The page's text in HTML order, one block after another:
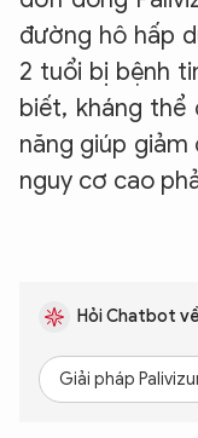
đường hô hấp
2 tuổi bị bệnh
biết, kháng thể
năng giúp
nguy cơ cao
Hỏi Chatbot
Giải pháp